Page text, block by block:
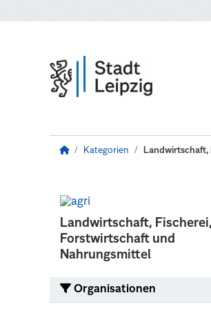
Kategorien Landwirtschaft,
Landwirtschaft, Fischerei,
Forstwirtschaft und
Nahrungsmittel
Organisationen